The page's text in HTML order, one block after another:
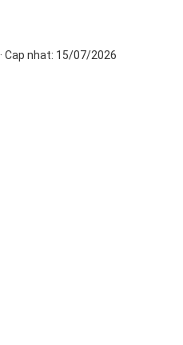
· Cap nhat: 15/07/2026